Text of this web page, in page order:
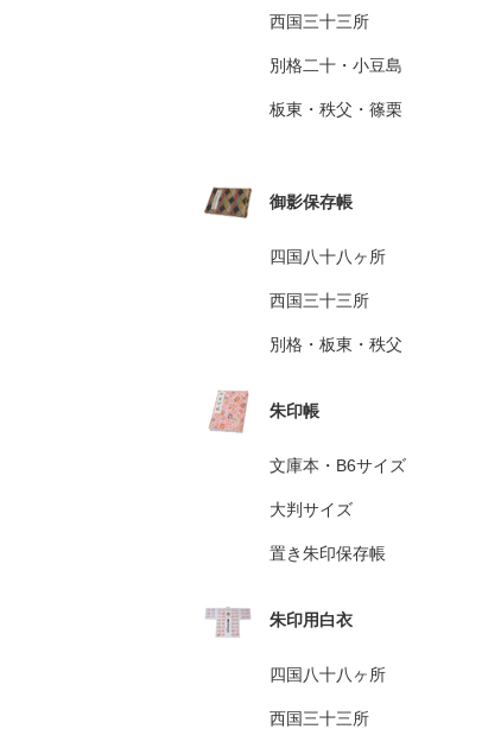
西国三十三所
別格二十・小豆島
板東・秩父・篠栗
御影保存帳
四国八十八ヶ所
西国三十三所
別格・板東・秩父
朱印帳
文庫本・B6サイズ
大判サイズ
置き朱印保存帳
朱印用白衣
四国八十八ヶ所
西国三十三所